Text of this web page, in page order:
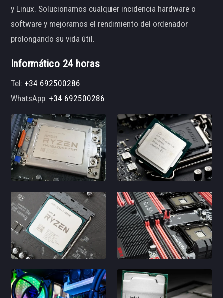
y Linux. Solucionamos cualquier incidencia hardware o
software y mejoramos el rendimiento del ordenador
prolongando su vida útil.
Informático 24 horas
Tel:+34 692500286
WhatsApp:+34 692500286